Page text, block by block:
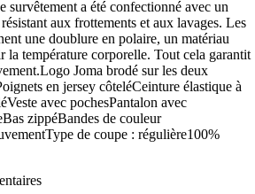
survêtement a été confectionné avec un
aux frottements et aux lavages. Les
une doublure en polaire, un matériau
la température corporelle. Tout cela garantit
Joma brodé sur les deux
en jersey côteléCeinture élastique à
avec pochesPantalon avec
zippéBandes de couleur
de coupe : régulière100%